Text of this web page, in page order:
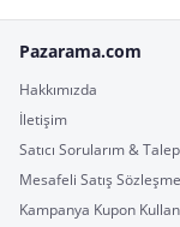
Pazarama.com
Hakkımızda
İletişim
Satıcı Sorularım &
Mesafeli Satış
Kampanya Kupon